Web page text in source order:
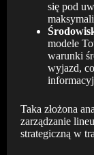
się pod
modele
warunki
wyjazd,
Taka złożona
zarządzanie
strategiczną w